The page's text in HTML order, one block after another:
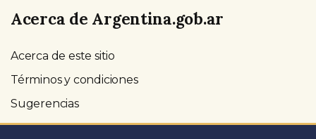
Acerca de Argentina.gob.ar
Acerca de este sitio
Términos y condiciones
Sugerencias